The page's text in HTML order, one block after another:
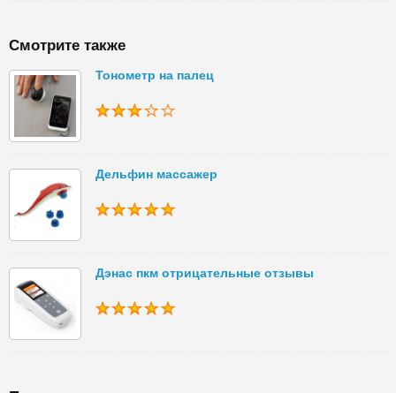
Смотрите также
Тонометр на палец
Дельфин массажер
Дэнас пкм отрицательные отзывы